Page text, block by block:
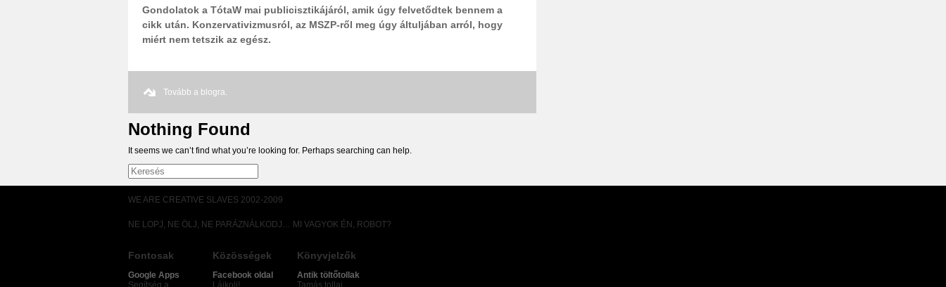
Gondolatok a TótaW mai publicisztikájáról, amik úgy felvetődtek bennem a
cikk után. Konzervativizmusról, az MSZP-ről meg úgy áltuljában arról, hogy
miért nem tetszik az egész.
Tovább a blogra.
Nothing Found
It seems we can’t find what you’re looking for. Perhaps searching can help.
WE ARE CREATIVE SLAVES 2002-2009
NE LOPJ, NE ÖLJ, NE PARÁZNÁLKODJ… MI VAGYOK ÉN, ROBOT?
Fontosak
Google Apps
Segítség a
Közösségek
Facebook oldal
Lájkolj!
Könyvjelzők
Antik töltőtollak
Tamás tollai